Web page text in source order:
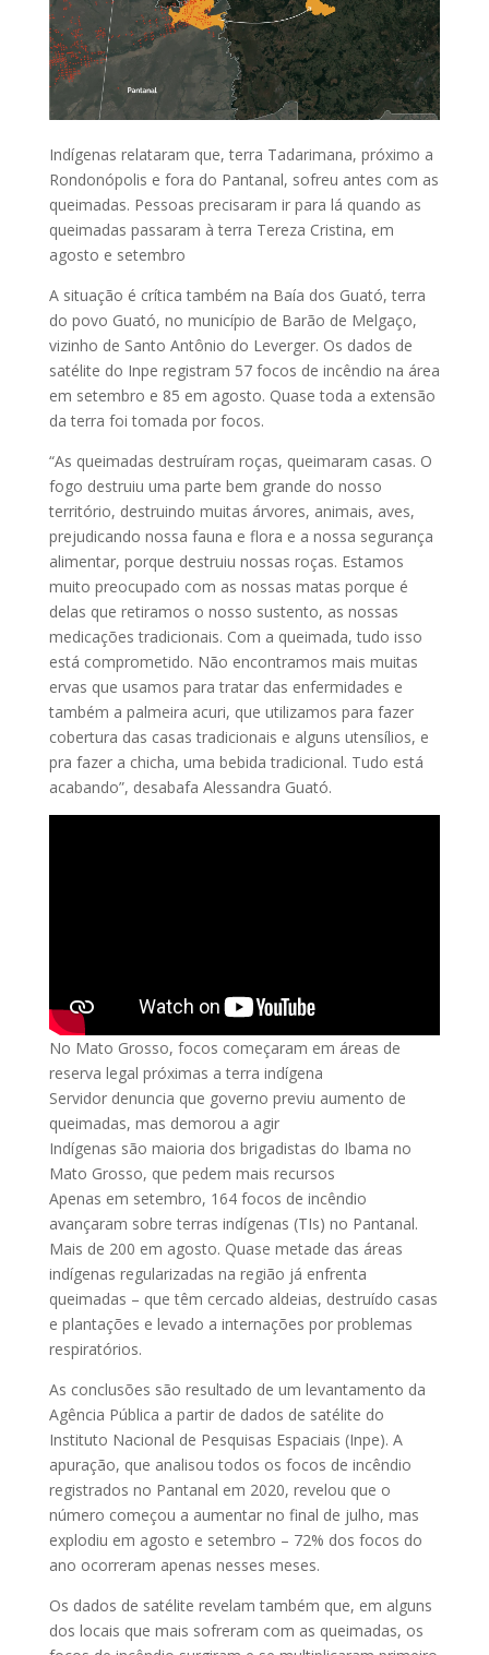
Indígenas relataram que, terra Tadarimana, próximo a
Rondonópolis e fora do Pantanal, sofreu antes com as
queimadas. Pessoas precisaram ir para lá quando as
queimadas passaram à terra Tereza Cristina, em
agosto e setembro
A situação é crítica também na Baía dos Guató, terra
do povo Guató, no município de Barão de Melgaço,
vizinho de Santo Antônio do Leverger. Os dados de
satélite do Inpe registram 57 focos de incêndio na área
em setembro e 85 em agosto. Quase toda a extensão
da terra foi tomada por focos.
“As queimadas destruíram roças, queimaram casas. O
fogo destruiu uma parte bem grande do nosso
território, destruindo muitas árvores, animais, aves,
prejudicando nossa fauna e flora e a nossa segurança
alimentar, porque destruiu nossas roças. Estamos
muito preocupado com as nossas matas porque é
delas que retiramos o nosso sustento, as nossas
medicações tradicionais. Com a queimada, tudo isso
está comprometido. Não encontramos mais muitas
ervas que usamos para tratar das enfermidades e
também a palmeira acuri, que utilizamos para fazer
cobertura das casas tradicionais e alguns utensílios, e
pra fazer a chicha, uma bebida tradicional. Tudo está
acabando”, desabafa Alessandra Guató.
No Mato Grosso, focos começaram em áreas de
reserva legal próximas a terra indígena
Servidor denuncia que governo previu aumento de
queimadas, mas demorou a agir
Indígenas são maioria dos brigadistas do Ibama no
Mato Grosso, que pedem mais recursos
Apenas em setembro, 164 focos de incêndio
avançaram sobre terras indígenas (TIs) no Pantanal.
Mais de 200 em agosto. Quase metade das áreas
indígenas regularizadas na região já enfrenta
queimadas – que têm cercado aldeias, destruído casas
e plantações e levado a internações por problemas
respiratórios.
As conclusões são resultado de um levantamento da
Agência Pública a partir de dados de satélite do
Instituto Nacional de Pesquisas Espaciais (Inpe). A
apuração, que analisou todos os focos de incêndio
registrados no Pantanal em 2020, revelou que o
número começou a aumentar no final de julho, mas
explodiu em agosto e setembro – 72% dos focos do
ano ocorreram apenas nesses meses.
Os dados de satélite revelam também que, em alguns
dos locais que mais sofreram com as queimadas, os